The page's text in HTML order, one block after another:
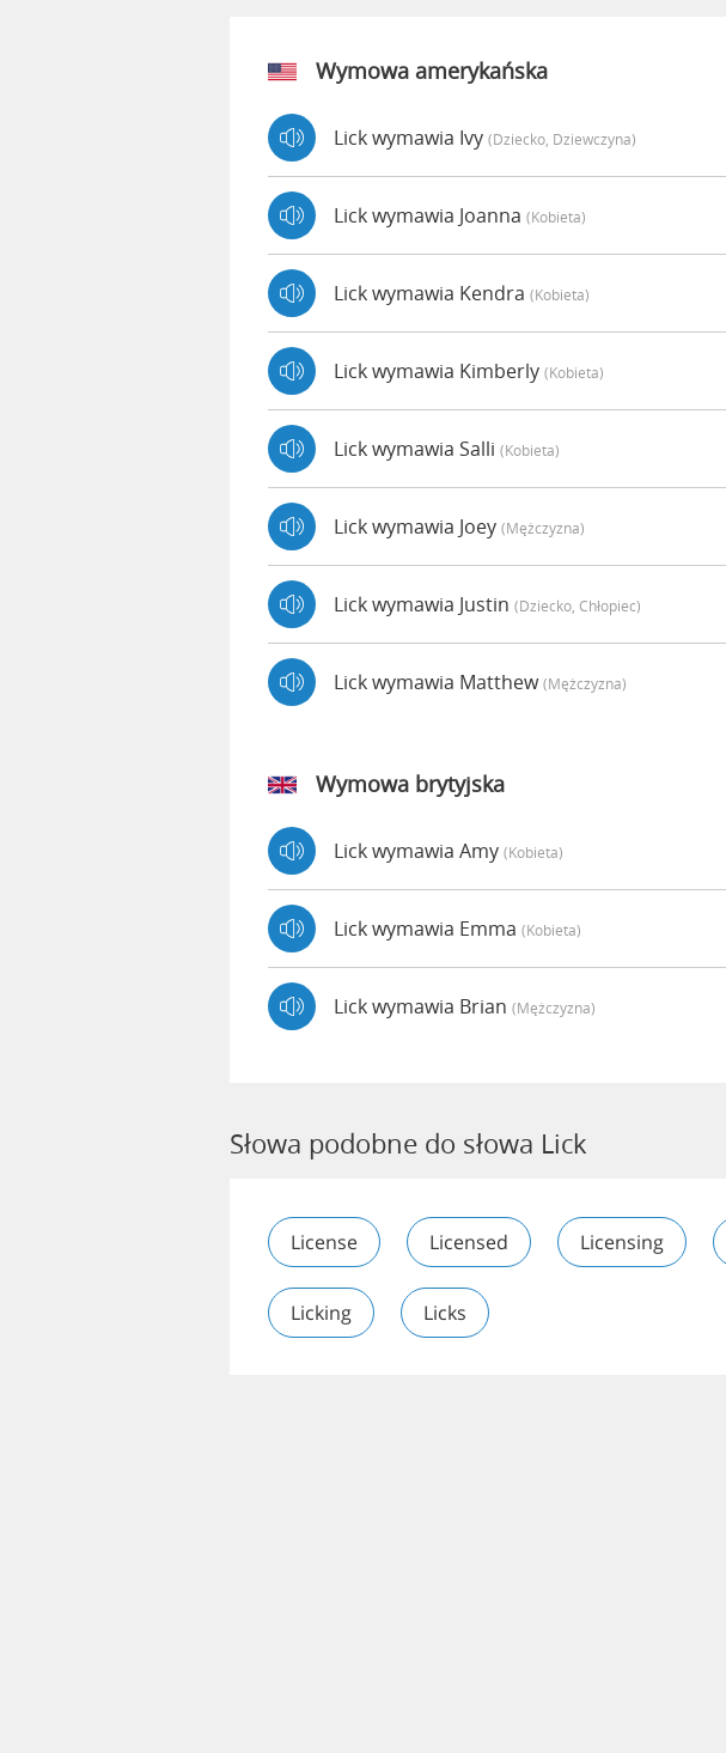
Wymowa amerykańska
Lick wymawia Ivy (dziecko, Dziewczyna)
Lick wymawia Joanna (kobieta)
Lick wymawia Kendra (kobieta)
Lick wymawia Kimberly (kobieta)
Lick wymawia Salli (kobieta)
Lick wymawia Joey (mężczyzna)
Lick wymawia Justin (dziecko, Chłopiec)
Lick wymawia Matthew(mężczyzna)
Wymowa brytyjska
Lick wymawia Amy (kobieta)
Lick wymawia Emma (kobieta)
Lick wymawia Brian (mężczyzna)
Słowa podobne do słowa Lick
License Licensed Licensing
Licking Licks